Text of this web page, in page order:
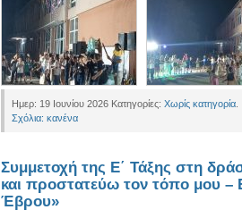
Ημερ: 19 Ιουνίου 2026 Κατηγορίες: Χωρίς κατηγορία
Σχόλια: κανένα
Συμμετοχή της Ε΄ Τάξης στη
και προστατεύω τον τόπο μου –
Έβρου»